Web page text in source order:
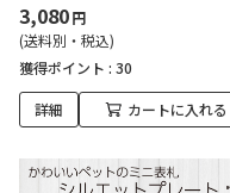
3,080円
(送料別・税込)
獲得ポイント : 30
詳細 カートに入れる